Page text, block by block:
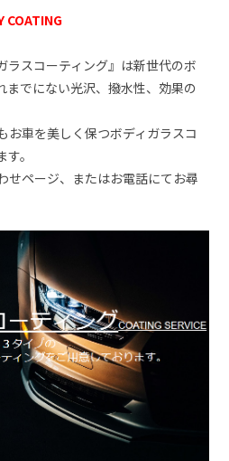
COATING
ラスコーティング』は新世代のボ
までにない光沢、撥水性、効果の
お車を美しく保つボディガラスコ
。
せページ、またはお電話にてお尋